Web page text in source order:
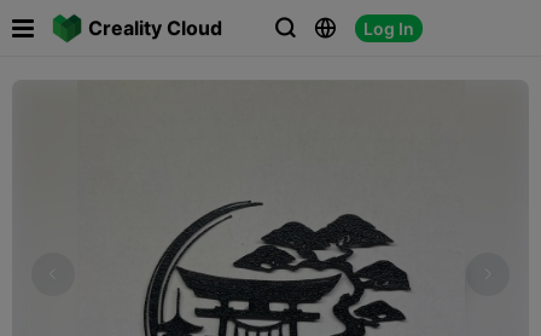
Creality Cloud   Log In
